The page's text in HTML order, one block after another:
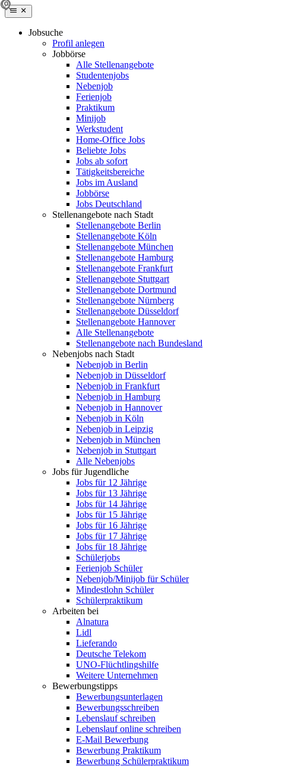
Jobsuche
Profil anlegen
Jobbörse
Alle Stellenangebote
Studentenjobs
Nebenjob
Ferienjob
Praktikum
Minijob
Werkstudent
Home-Office Jobs
Beliebte Jobs
Jobs ab sofort
Tätigkeitsbereiche
Jobs im Ausland
Jobbörse
Jobs Deutschland
Stellenangebote nach Stadt
Stellenangebote Berlin
Stellenangebote Köln
Stellenangebote München
Stellenangebote Hamburg
Stellenangebote Frankfurt
Stellenangebote Stuttgart
Stellenangebote Dortmund
Stellenangebote Nürnberg
Stellenangebote Düsseldorf
Stellenangebote Hannover
Alle Stellenangebote
Stellenangebote nach Bundesland
Nebenjobs nach Stadt
Nebenjob in Berlin
Nebenjob in Düsseldorf
Nebenjob in Frankfurt
Nebenjob in Hamburg
Nebenjob in Hannover
Nebenjob in Köln
Nebenjob in Leipzig
Nebenjob in München
Nebenjob in Stuttgart
Alle Nebenjobs
Jobs für Jugendliche
Jobs für 12 Jährige
Jobs für 13 Jährige
Jobs für 14 Jährige
Jobs für 15 Jährige
Jobs für 16 Jährige
Jobs für 17 Jährige
Jobs für 18 Jährige
Schülerjobs
Ferienjob Schüler
Nebenjob/Minijob für Schüler
Mindestlohn Schüler
Schülerpraktikum
Arbeiten bei
Alnatura
Lidl
Lieferando
Deutsche Telekom
UNO-Flüchtlingshilfe
Weitere Unternehmen
Bewerbungstipps
Bewerbungsunterlagen
Bewerbungsschreiben
Lebenslauf schreiben
Lebenslauf online schreiben
E-Mail Bewerbung
Bewerbung Praktikum
Bewerbung Schülerpraktikum